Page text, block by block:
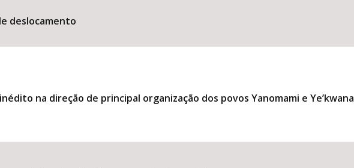
deslocamento
na direção de principal organização dos povos Yanomami e Ye’kwana